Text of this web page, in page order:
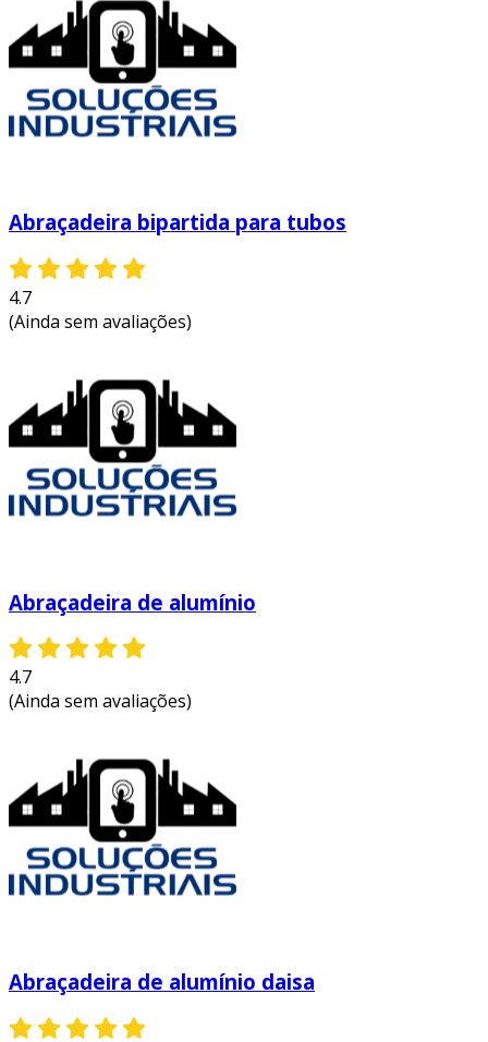
Abraçadeira bipartida para tubos
4.7
(Ainda sem avaliações)
Abraçadeira de alumínio
4.7
(Ainda sem avaliações)
Abraçadeira de alumínio daisa